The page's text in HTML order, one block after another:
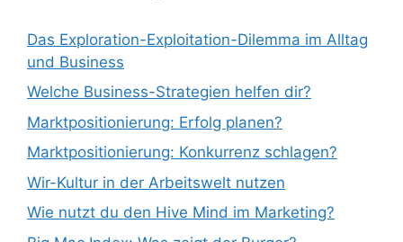
Das Exploration-Exploitation-Dilemma im Alltag
und Business
Welche Business-Strategien helfen dir?
Marktpositionierung: Erfolg planen?
Marktpositionierung: Konkurrenz schlagen?
Wir-Kultur in der Arbeitswelt nutzen
Wie nutzt du den Hive Mind im Marketing?